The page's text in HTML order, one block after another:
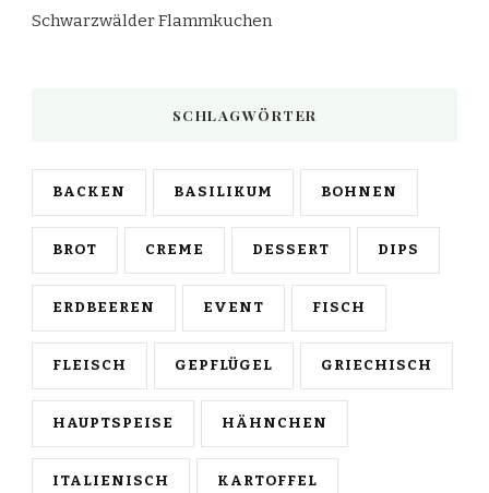
Schwarzwälder Flammkuchen
SCHLAGWÖRTER
BACKEN BASILIKUM BOHNEN
BROT CREME DESSERT DIPS
ERDBEEREN EVENT FISCH
FLEISCH GEPFLÜGEL GRIECHISCH
HAUPTSPEISE HÄHNCHEN
ITALIENISCH KARTOFFEL